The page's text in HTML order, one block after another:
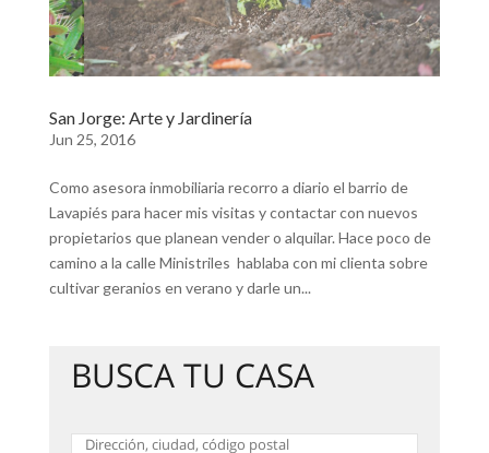
San Jorge: Arte y Jardinería
Jun 25, 2016
Como asesora inmobiliaria recorro a diario el barrio de
Lavapiés para hacer mis visitas y contactar con nuevos
propietarios que planean vender o alquilar. Hace poco de
camino a la calle Ministriles hablaba con mi clienta sobre
cultivar geranios en verano y darle un...
BUSCA TU CASA